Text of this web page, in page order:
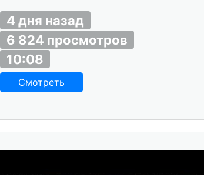
4 дня назад
6 824 просмотров
10:08
Смотреть